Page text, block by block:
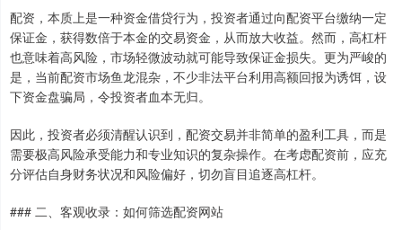
配资，本质上是一种资金借贷行为，投资者通过向配资平台缴纳一定
保证金，获得数倍于本金的交易资金，从而放大收益。然而，高杠杆
也意味着高风险，市场轻微波动就可能导致保证金损失。更为严峻的
是，当前配资市场鱼龙混杂，不少非法平台利用高额回报为诱饵，设
下资金盘骗局，令投资者血本无归。
因此，投资者必须清醒认识到，配资交易并非简单的盈利工具，而是
需要极高风险承受能力和专业知识的复杂操作。在考虑配资前，应充
分评估自身财务状况和风险偏好，切勿盲目追逐高杠杆。
### 二、客观收录：如何筛选配资网站